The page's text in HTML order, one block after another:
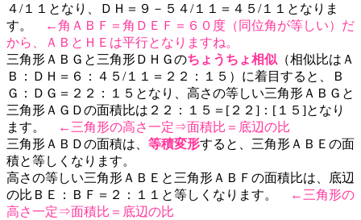
４/１１となり、ＤＨ＝９－５４/１１＝４５/１１となりま
す。
←角ＡＢＦ＝角ＤＥＦ＝６０度（同位角が等しい）だ
から、ＡＢとＨＥは平行となりますね。
三角形ＡＢＧと三角形ＤＨＧのちょうちょ相似 （相似比はＡ
Ｂ：ＤＨ＝６：４５/１１＝２２：１５）に着目すると、Ｂ
Ｇ：ＤＧ＝２２：１５となり、高さの等しい三角形ＡＢＧと
三角形ＡＧＤの面積比は２２：１５＝[２２]：[１５]となり
ます。
←三角形の高さ一定⇒面積比＝底辺の比
三角形ＡＢＤの面積は、 等積変形すると、三角形ＡＢＥの面
積と等しくなります。
高さの等しい三角形ＡＢＥと三角形ＡＢＦの面積比は、底辺
の比ＢＥ：ＢＦ＝２：１１と等しくなります。
←三角形の
高さ一定⇒面積比＝底辺の比